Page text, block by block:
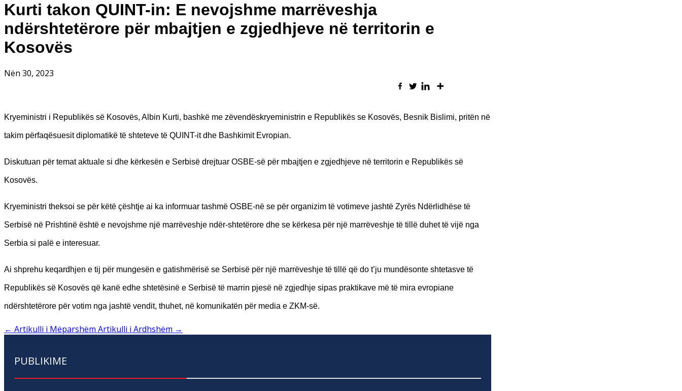
Kurti takon QUINT-in: E nevojshme marrëveshja
ndërshtetërore për mbajtjen e zgjedhjeve në territorin e
Kosovës
Nën 30, 2023
Kryeministri i Republikës së Kosovës, Albin Kurti, bashkë me zëvendëskryeministrin e Republikës se Kosovës, Besnik Bislimi, pritën në
takim përfaqësuesit diplomatikë të shteteve të QUINT-it dhe Bashkimit Evropian.
Diskutuan për temat aktuale si dhe kërkesën e Serbisë drejtuar OSBE-së për mbajtjen e zgjedhjeve në territorin e Republikës së
Kosovës.
Kryeministri theksoi se për këtë çështje ai ka informuar tashmë OSBE-në se për organizim të votimeve jashtë Zyrës Ndërlidhëse të
Serbisë në Prishtinë është e nevojshme një marrëveshje ndër-shtetërore dhe se kërkesa për një marrëveshje të tillë duhet të vijë nga
Serbia si palë e interesuar.
Ai shprehu keqardhjen e tij për mungesën e gatishmërisë se Serbisë për një marrëveshje të tillë që do t’ju mundësonte shtetasve të
Republikës së Kosovës që kanë edhe shtetësinë e Serbisë të marrin pjesë në zgjedhje sipas praktikave më të mira evropiane
ndërshtetërore për votim nga jashtë vendit, thuhet, në komunikatën për media e ZKM-së.
← Artikulli i Mëparshëm Artikulli i Ardhshëm →
PUBLIKIME